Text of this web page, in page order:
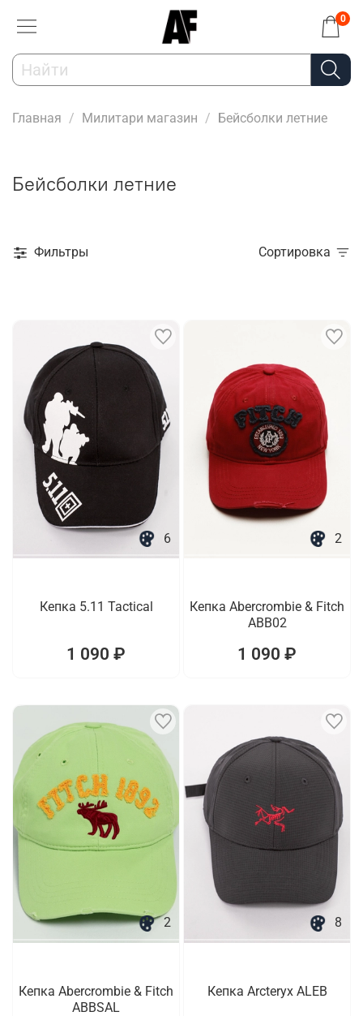
0
Главная Милитари магазин Бейсболки летние
Бейсболки летние
Фильтры Сортировка
6
Кепка 5.11 Tactical
1 090 ₽
2
Кепка Abercrombie & Fitch
ABB02
1 090 ₽
2
Кепка Abercrombie & Fitch
ABBSAL
8
Кепка Arcteryx ALEB